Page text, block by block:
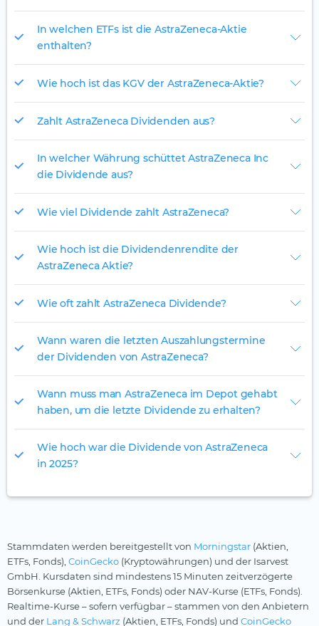
In welchen ETFs ist die AstraZeneca-Aktie
enthalten?
Wie hoch ist das KGV der AstraZeneca-Aktie?
Zahlt AstraZeneca Dividenden aus?
In welcher Währung schüttet AstraZeneca Inc
die Dividende aus?
Wie viel Dividende zahlt AstraZeneca?
Wie hoch ist die Dividendenrendite der
AstraZeneca Aktie?
Wie oft zahlt AstraZeneca Dividende?
Wann waren die letzten Auszahlungstermine
der Dividenden von AstraZeneca?
Wann muss man AstraZeneca im Depot gehabt
haben, um die letzte Dividende zu erhalten?
Wie hoch war die Dividende von AstraZeneca
in 2025?
Stammdaten werden bereitgestellt von Morningstar (Aktien,
ETFs, Fonds), CoinGecko (Kryptowährungen) und der Isarvest
GmbH. Kursdaten sind mindestens 15 Minuten zeitverzögerte
Börsenkurse (Aktien, ETFs, Fonds) oder NAV-Kurse (ETFs, Fonds).
Realtime-Kurse – sofern verfügbar – stammen von den Anbietern
und der Lang & Schwarz (Aktien, ETFs, Fonds) und CoinGecko